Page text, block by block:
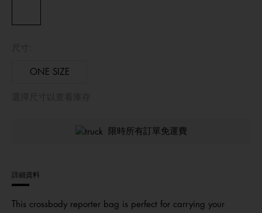
ONE SIZE
限時所有訂單免運費
詳細資料
This crossbody reporter bag is perfect for carrying your